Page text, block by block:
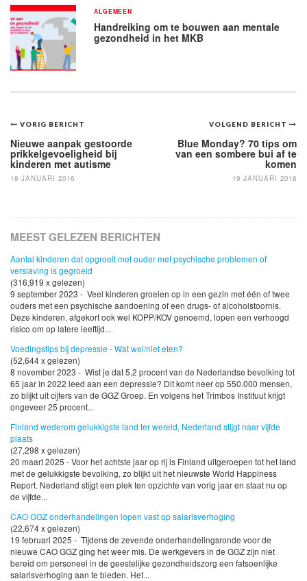
ALGEMEEN
Handreiking om te bouwen aan mentale
gezondheid in het MKB
Bericht
navigatie
VOLGEND BERICHT
Blue Monday? 70 tips om
van een sombere bui af te
komen
19 JANUARI 2016
VORIG BERICHT
Nieuwe aanpak gestoorde
prikkelgevoeligheid bij
kinderen met autisme
18 JANUARI 2016
MEEST GELEZEN BERICHTEN
Aantal kinderen dat opgroeit met ouder met psychische problemen of
verslaving is gegroeid
(316,919 x gelezen)
9 september 2023 - Veel kinderen groeien op in een gezin met één of twee
ouders met een psychische aandoening of een drugs- of alcoholstoornis.
Deze kinderen, afgekort ook wel KOPP/KOV genoemd, lopen een verhoogd
risico om op latere leeftijd...
Voedingstips bij depressie - Wat wel/niet eten?
(52,644 x gelezen)
8 november 2023 - Wist je dat 5,2 procent van de Nederlandse bevolking tot
65 jaar in 2022 leed aan een depressie? Dit komt neer op 550.000 mensen,
zo blijkt uit cijfers van de GGZ Groep. En volgens het Trimbos Instituut krijgt
ongeveer 25 procent...
Finland wederom gelukkigste land ter wereld, Nederland stijgt naar vijfde
plaats
(27,298 x gelezen)
20 maart 2025 - Voor het achtste jaar op rij is Finland uitgeroepen tot het land
met de gelukkigste bevolking, zo blijkt uit het nieuwste World Happiness
Report. Nederland stijgt een plek ten opzichte van vorig jaar en staat nu op
de vijfde...
CAO GGZ onderhandelingen lopen vast op salarisverhoging
(22,674 x gelezen)
19 februari 2025 - Tijdens de zevende onderhandelingsronde voor de
nieuwe CAO GGZ ging het weer mis. De werkgevers in de GGZ zijn niet
bereid om personeel in de geestelijke gezondheidszorg een fatsoenlijke
salarisverhoging aan te bieden. Het...